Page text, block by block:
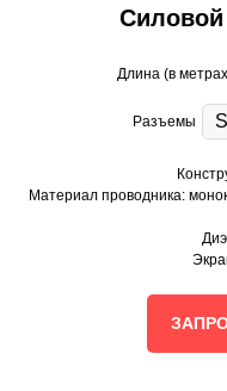
Силовой
Длина (в
Разъемы
Материал проводника: